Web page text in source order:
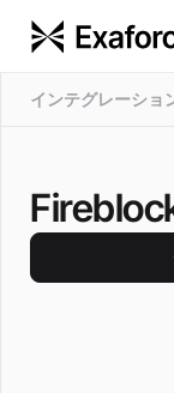
インテグレーショ